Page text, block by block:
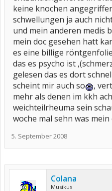
keine knochen
schwellungen ja auch
und mein anderen medis
mein doc gesehen hatt
es eine billige
das es psycho ist
gelesen das es dort
scheint mir auch so
,
mehr als denen im kkh
weichteilrheuma sein
woche mal sehn was mein
5. September 2008
Colana
Musikus